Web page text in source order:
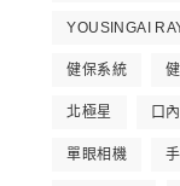
YOUSINGAI
健保系統
北極星 口
單眼相機